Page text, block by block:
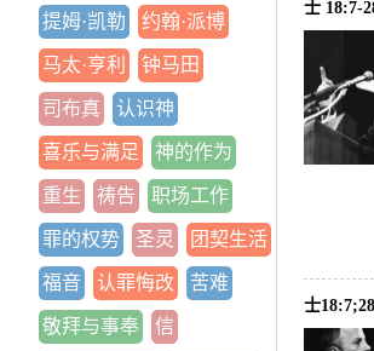
提姆·凯勒 约翰·派博
马太·亨利 钟马田
司布真 认识神
喜乐与满足 神的作为
重生 祷告 职场工作
罪的权势 圣灵 团契生活
福音 认罪悔改 苦难
敬拜与事奉 信
士 18:7-
士